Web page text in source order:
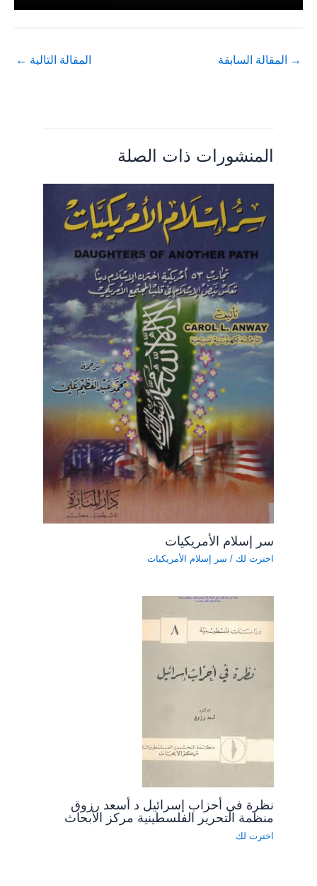
→ المقالة السابقة المقالة التالية ←
المنشورات ذات الصلة
سر إسلام الأمريكيات
اخترت لك / سر إسلام الأمريكيات
نظرة في أحزاب إسرائيل د أسعد رزوق
منظمة التحرير الفلسطينية مركز الأبحاث
اخترت لك